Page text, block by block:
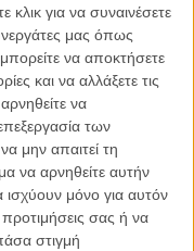
για να συναινέσετε
μας όπως
να αποκτήσετε
και να αλλάξετε τις
να
των
μην απαιτεί τη
να αρνηθείτε αυτήν
ισχύουν μόνο για αυτόν
σας ή να
στιγμή
σε κάνει
Είναι